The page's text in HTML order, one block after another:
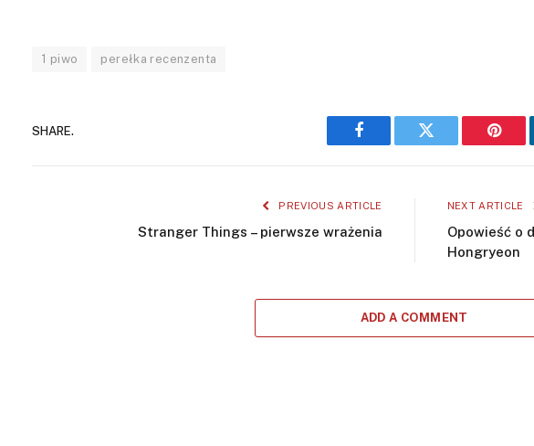
1 piwo perełka recenzenta
SHARE.
Facebook Twitter
PREVIOUS ARTICLE
Stranger Things – pierwsze wrażenia
NEXT ARTICLE
Opowieść o
Hongryeon
ADD A COMMENT